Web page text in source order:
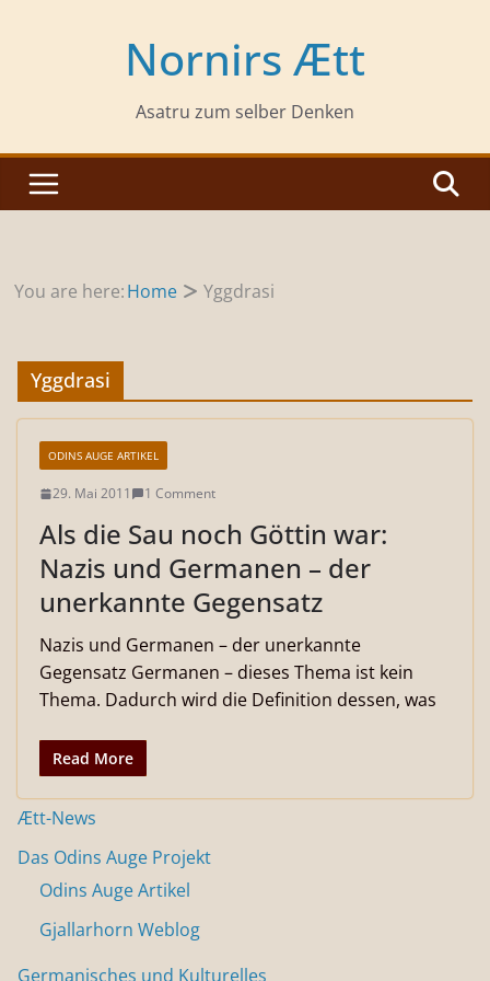
Nornirs Ætt
Asatru zum selber Denken
You are here:Home Yggdrasi
Yggdrasi
ODINS AUGE ARTIKEL
29. Mai 2011 1 Comment
Als die Sau noch Göttin war:
Nazis und Germanen – der
unerkannte Gegensatz
Nazis und Germanen – der unerkannte
Gegensatz Germanen – dieses Thema ist kein
Thema. Dadurch wird die Definition dessen, was
Read More
Ætt-News
Das Odins Auge Projekt
Odins Auge Artikel
Gjallarhorn Weblog
Germanisches und Kulturelles